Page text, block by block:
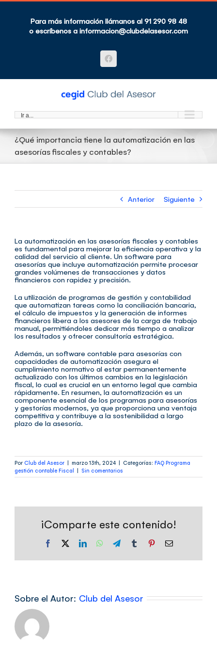
Saltar
contenidoPara más información llámanos al 91 290 98 48
o escríbenos a informacion@clubdelasesor.com
Facebook
Ir a...
¿Qué importancia tiene la automatización en las
asesorías fiscales y contables?
Anterior Siguiente
La automatización en las asesorías fiscales y contables
es fundamental para mejorar la eficiencia operativa y la
calidad del servicio al cliente. Un software para
asesorías que incluye automatización permite procesar
grandes volúmenes de transacciones y datos
financieros con rapidez y precisión.
La utilización de programas de gestión y contabilidad
que automatizan tareas como la conciliación bancaria,
el cálculo de impuestos y la generación de informes
financieros libera a los asesores de la carga de trabajo
manual, permitiéndoles dedicar más tiempo a analizar
los resultados y ofrecer consultoría estratégica.
Además, un software contable para asesorías con
capacidades de automatización asegura el
cumplimiento normativo al estar permanentemente
actualizado con los últimos cambios en la legislación
fiscal, lo cual es crucial en un entorno legal que cambia
rápidamente. En resumen, la automatización es un
componente esencial de los programas para asesorías
y gestorías modernos, ya que proporciona una ventaja
competitiva y contribuye a la sostenibilidad a largo
plazo de la asesoría.
Por Club del Asesor | marzo 13th, 2024 | Categorías: FAQ Programa
gestión contable Fiscal | Sin comentarios
¡Comparte este contenido!
Facebook LinkedInWhatsApp
TelegramTumblr PinterestCorreo
Sobre el Autor: Club del Asesor